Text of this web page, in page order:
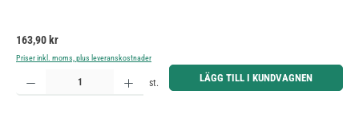
Ordinarie pris:
163,90 kr
Priser inkl. moms, plus leveranskostnader
Produktkvantitet: Ange önskat belopp eller använd knapparna för att öka eller minska kvantiteten.
st. LÄGG TILL I KUNDVAGNEN